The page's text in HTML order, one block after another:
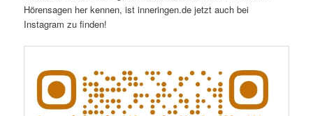
Hörensagen her kennen, ist inneringen.de jetzt auch bei
Instagram zu finden!